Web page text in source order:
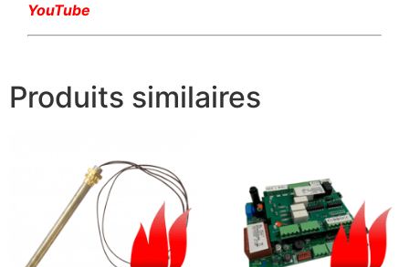
YouTube
Produits similaires